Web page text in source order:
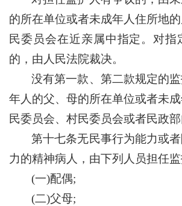
的所在单位或者未成年人住所地
民委员会在近亲属中指定。对指
的，由人民法院裁决。
没有第一款、第二款规定的
年人的父、母的所在单位或者未
民委员会、村民委员会或者民政部
第十七条无民事行为能力或
力的精神病人，由下列人员担任监
(一)配偶;
(二)父母;